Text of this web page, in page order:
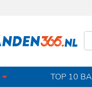
TOP 10